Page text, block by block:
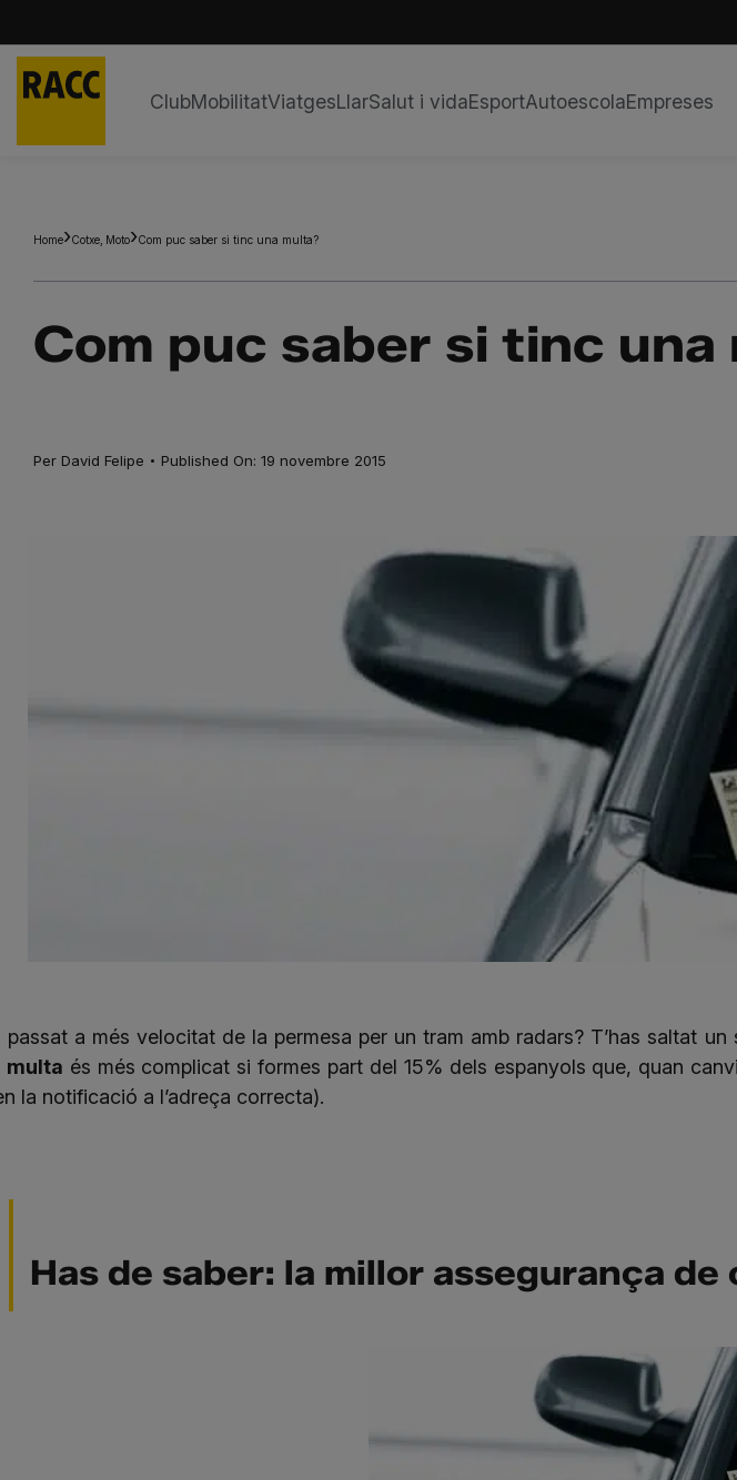
ClubMobilitatViatgesLlarSalut i vidaEsportAutoescolaEmpreses
content
Home Cotxe Moto Com puc saber si tinc una multa?
Com puc saber si tinc una
Per David Felipe · Published On: 19 novembre 2015
passat a més velocitat de la permesa per un tram amb radars? T’has saltat
multa és més complicat si formes part del 15% dels espanyols que, quan
la notificació a l’adreça correcta).
Has de saber: la millor assegurança de